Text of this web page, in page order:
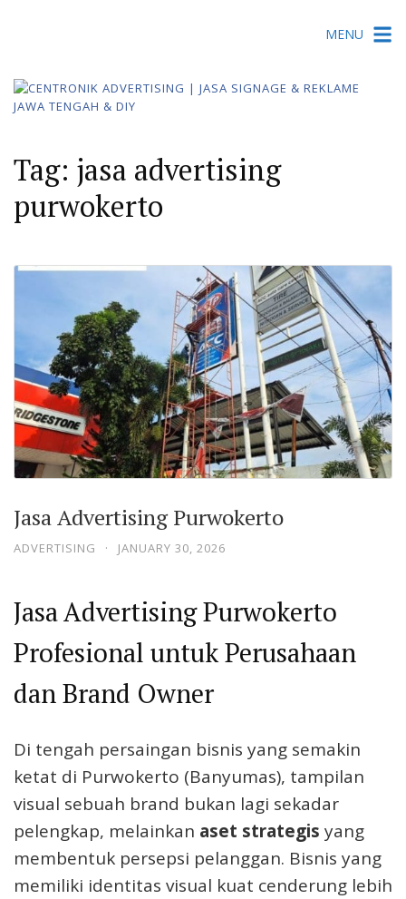
MENU
Tag: jasa advertising
purwokerto
Jasa Advertising Purwokerto
ADVERTISING · JANUARY 30, 2026
Jasa Advertising Purwokerto
Profesional untuk Perusahaan
dan Brand Owner
Di tengah persaingan bisnis yang semakin
ketat di Purwokerto (Banyumas), tampilan
visual sebuah brand bukan lagi sekadar
pelengkap, melainkan aset strategis yang
membentuk persepsi pelanggan. Bisnis yang
memiliki identitas visual kuat cenderung lebih